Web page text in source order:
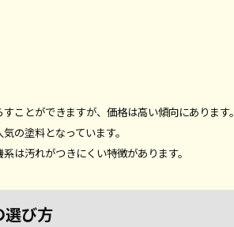
ことができますが、価格は高い傾向にあります。
の塗料となっています。
は汚れがつきにくい特徴があります。
選び方